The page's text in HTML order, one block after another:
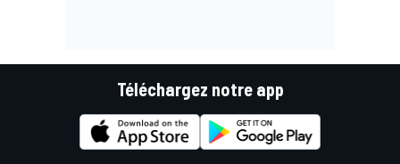
Téléchargez notre app